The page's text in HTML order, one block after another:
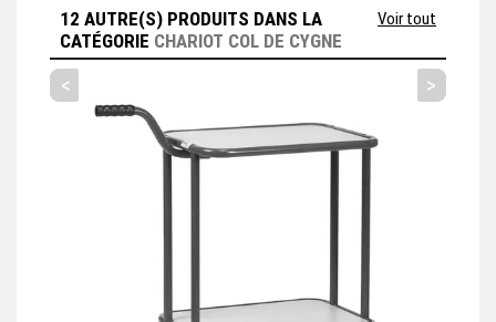
2632, 2474, 2475, 2476, 2452, 1245.6,
1245.2,...
12 AUTRE(S) PRODUITS DANS LA
CATÉGORIE CHARIOT COL DE CYGNE
Voir tout
< >